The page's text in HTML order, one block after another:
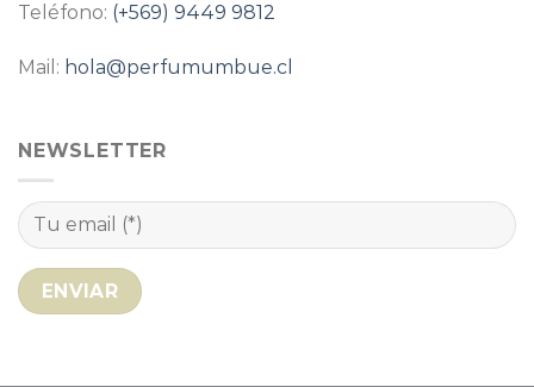
Teléfono: (+569) 9449 9812
Mail: hola@perfumumbue.cl
NEWSLETTER